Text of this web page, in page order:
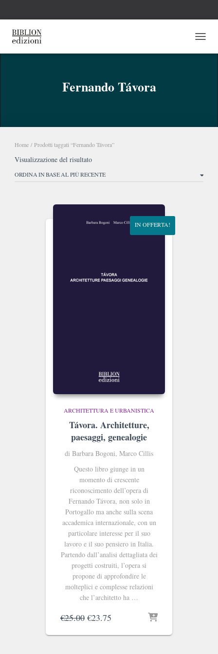
Fernando Távora
Home / Prodotti taggati “Fernando Távora”
Visualizzazione del risultato
IN OFFERTA!
ARCHITETTURA E URBANISTICA
Távora. Architetture,
paesaggi, genealogie
di Barbara Bogoni, Marco Cillis
Questo libro giunge in un
momento di crescente
riconoscimento dell’opera di
Fernando Távora, non solo in
Portogallo ma anche sulla scena
accademica internazionale, con un
particolare interesse per il suo
lavoro e il suo pensiero in Italia.
Partendo dall’analisi dettagliata dei
progetti costruiti, l’opera si
propone di approfondire le
molteplici e complesse relazioni
che l’architetto ha …
€25.00 Il
originale
€23.75
attuale